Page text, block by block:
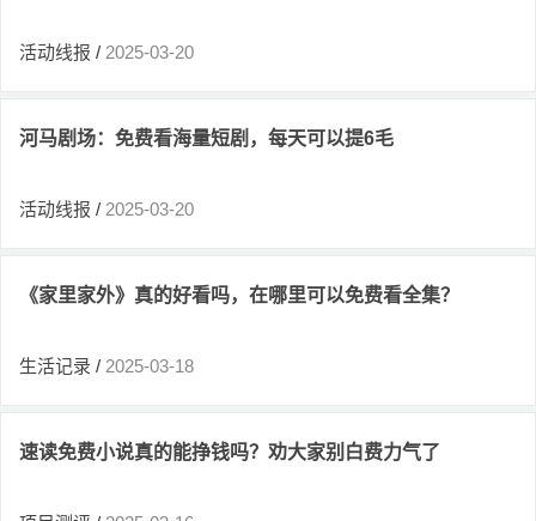
活动线报 / 2025-03-20
河马剧场：免费看海量短剧，每天可以提6毛
活动线报 / 2025-03-20
《家里家外》真的好看吗，在哪里可以免费看全集？
生活记录 / 2025-03-18
速读免费小说真的能挣钱吗？劝大家别白费力气了